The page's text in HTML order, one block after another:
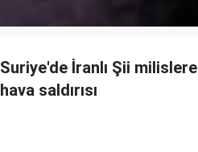
Suriye'de İranlı Şii milislere
hava saldırısı